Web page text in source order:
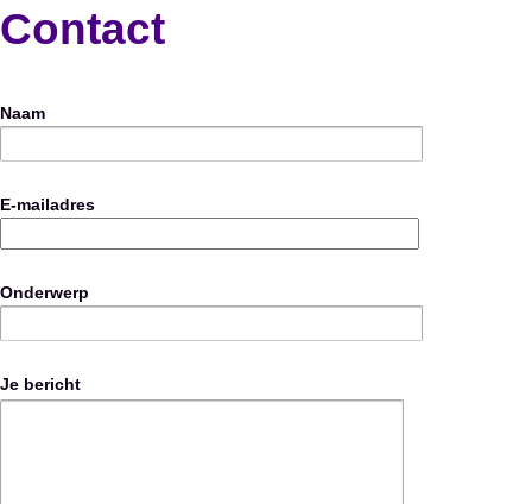
Contact
Naam
E-mailadres
Onderwerp
Je bericht